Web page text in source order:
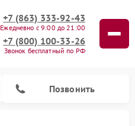
+7 (863) 333-92-43
Ежедневно с 9:00 до 21:00
+7 (800) 100-33-26
Звонок бесплатный по РФ
Позвонить